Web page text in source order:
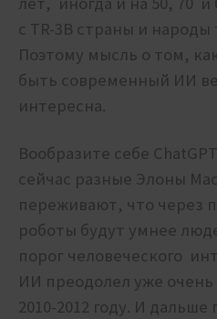
с TR-3B страны и
Поэтому мысль о том,
быть современный ИИ
интересна.
Вообразите себе
сейчас разные Элоны
переживают, что через
роботы будут умнее
порог человеческого
ИИ преодолел уже очень
2010-2012 году. И